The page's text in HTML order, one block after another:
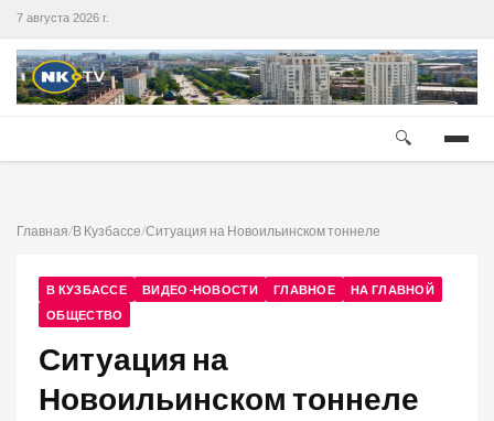
7 августа 2026 г.
🔍
Главная/В Кузбассе/Ситуация на Новоильинском тоннеле
В КУЗБАССЕ ВИДЕО-НОВОСТИ ГЛАВНОЕ
НА ГЛАВНОЙ
ОБЩЕСТВО
Ситуация на
Новоильинском тоннеле